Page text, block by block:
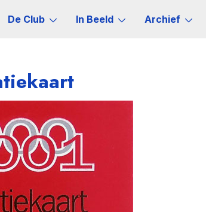
De Club In Beeld Archief